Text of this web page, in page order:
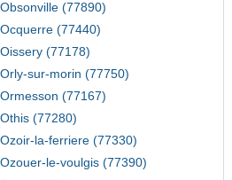
(77890)
(77440)
(77178)
sur-morin (77750)
(77167)
(77280)
la-ferriere (77330)
le-voulgis (77390)